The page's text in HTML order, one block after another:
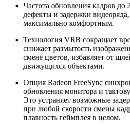
Частота обновления кадров до
дефекты и задержки
максимально комфортным.
Технология VRB сокращает
снижает размытость
смене цветов, избавляет от
движущихся объектами.
Опция Radeon FreeSync
обновления монитора и
Это устраняет возможные
при любой скорости смены
плавность геймплея в целом.